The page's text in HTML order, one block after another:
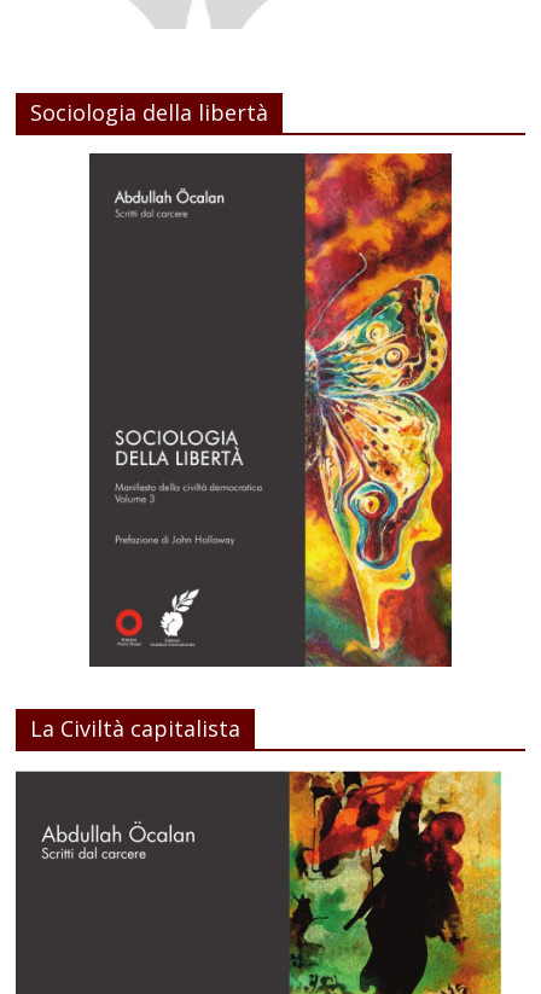
Sociologia della libertà
La Civiltà capitalista